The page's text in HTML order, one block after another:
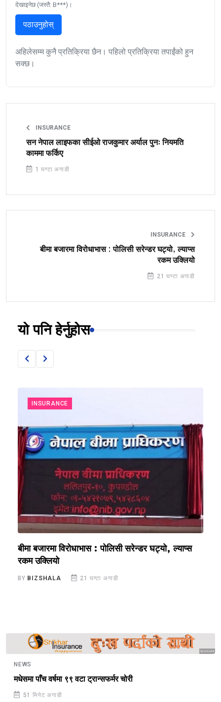
देखाइनेछ (जस्तै: B***)।
पठाउनुहोस्
अहिलेसम्म कुनै प्रतिक्रिया छैन। पहिलो प्रतिक्रिया तपाईंको हुन
सक्छ।
INSURANCE
सन नेपाल लाइफका सीईओ राजकुमार अर्याल पुनः नियमति
काममा फर्किए
1 घण्टा अगाडी
INSURANCE
बीमा बजारमा विरोधाभास : पोलिसी सरेन्डर घट्यो, ल्याप्स
रकम उक्लियो
21 घण्टा अगाडी
यो पनि हेर्नुहोस
INSURANCE
बीमा बजारमा विरोधाभास : पोलिसी सरेन्डर घट्यो, ल्याप्स
रकम उक्लियो
BY BIZSHALA 21 घण्टा अगाडी
Sponsored
NEWS
मधेसमा पाँच वर्षमा ९९ वटा ट्रान्सफर्मर चोरी
51 मिनेट अगाडी